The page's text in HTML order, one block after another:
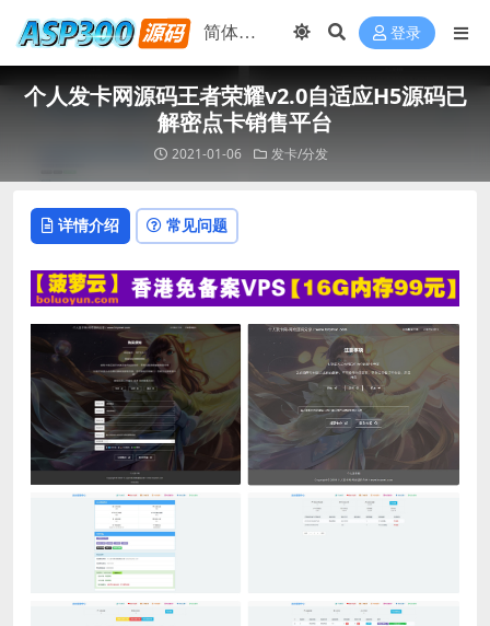
登录
个人发卡网源码王者荣耀v2.0自适应H5源码已
解密点卡销售平台
2021-01-06 发卡/分发
详情介绍 常见问题